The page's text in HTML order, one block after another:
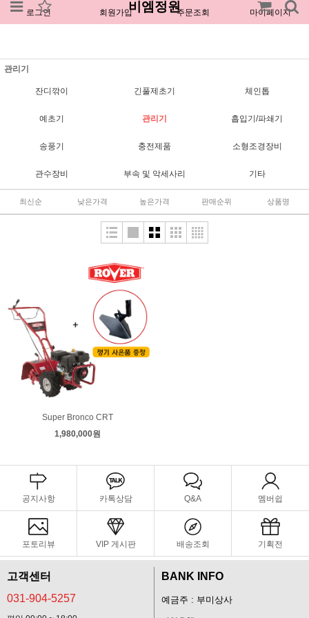
로그인 회원가입 주문조회 마이페이지
비엠정원
관리기
잔디깎이 긴풀제초기 체인톱
예초기 관리기 흡입기/파쇄기
송풍기 충전제품 소형조경장비
관수장비 부속 및 악세사리 기타
최신순 낮은가격 높은가격 판매순위 상품명
Super Bronco CRT
1,980,000원
공지사항 카톡상담 Q&A 멤버쉽
포토리뷰 VIP 게시판 배송조회 기획전
고객센터
031-904-5257
BANK INFO
예금주 : 부미상사